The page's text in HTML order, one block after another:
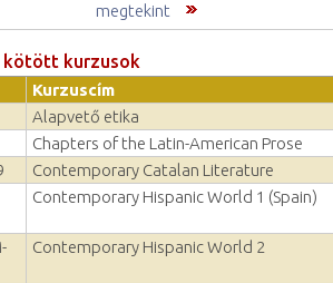
megtekint
kötött kurzusok
Kurzuscím
Alapvető etika
Chapters of the Latin-American Prose
Contemporary Catalan Literature
Contemporary Hispanic World 1 (Spain)
Contemporary Hispanic World 2